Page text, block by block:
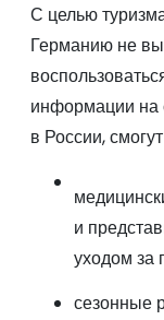
С целью
Германию не
информации на
в России,
и
уходом за
сезонные